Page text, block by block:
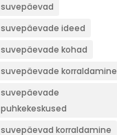
suvepäevad
suvepäevade ideed
suvepäevade kohad
suvepäevade korraldamine
suvepäevade
puhkekeskused
suvepäevad korraldamine